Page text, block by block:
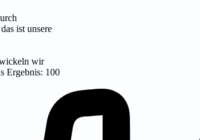
ist unsere
wir
Ergebnis: 100